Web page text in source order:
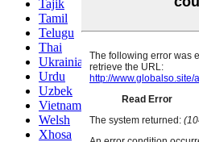
Tajik
Tamil
Telugu
Thai
Ukrainian
Urdu
Uzbek
Vietnamese
Welsh
Xhosa